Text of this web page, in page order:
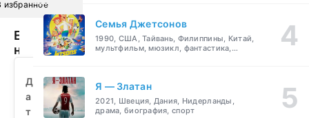
избранное
Ещё
не
(2021)
смотреть
бесплатно
Д
а
т
Семья Джетсонов
1990, США, Тайвань, Филиппины, Китай,
мультфильм, мюзикл, фантастика,
Я — Златан
2021, Швеция, Дания, Нидерланды,
драма, биография, спорт